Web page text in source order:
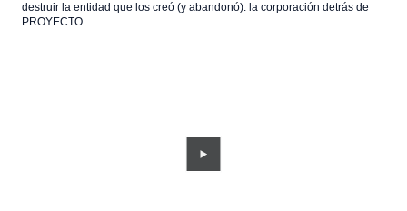
destruir la entidad que los creó (y abandonó): la corporación detrás de
PROYECTO.